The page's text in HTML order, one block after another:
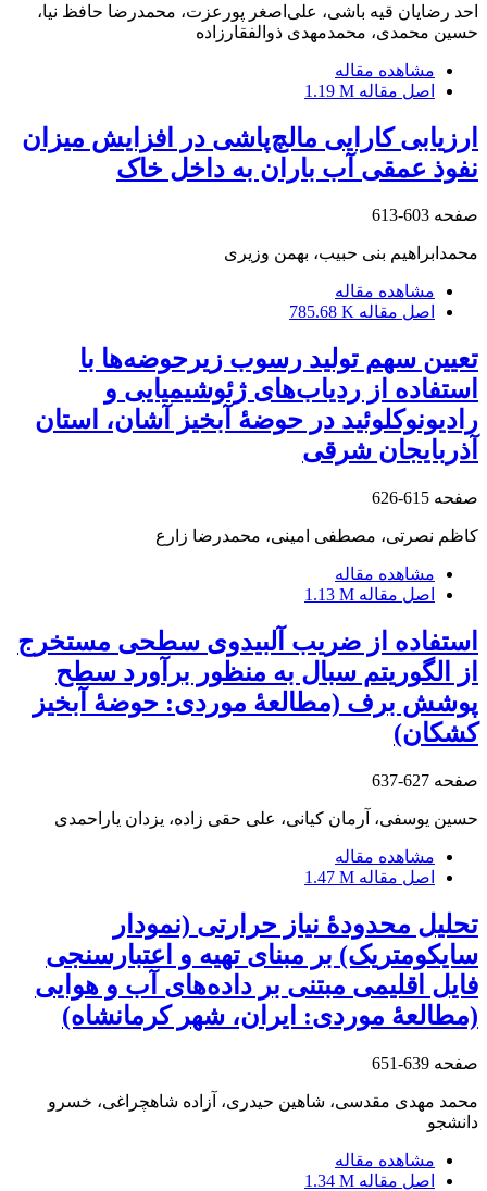
احد رضایان قیه باشی، علی‌اصغر پورعزت، محمدرضا حافظ‏ نیا،
حسین محمدی، محمدمهدی ذوالفقارزاده‌
مشاهده مقاله
اصل مقاله 1.19 M
ارزیابی کارایی مالچ‌پاشی در افزایش میزان
نفوذ عمقی آب باران به داخل خاک
صفحه 603-613
محمدابراهیم بنی حبیب، بهمن وزیری
مشاهده مقاله
اصل مقاله 785.68 K
تعیین سهم تولید رسوب زیرحوضه‌ها با
استفاده از ردیاب‌های ژئوشیمیایی و
رادیونوکلوئید در حوضۀ آبخیز آشان، استان
آذربایجان شرقی
صفحه 615-626
کاظم نصرتی، مصطفی امینی، محمدرضا زارع
مشاهده مقاله
اصل مقاله 1.13 M
استفاده از ضریب آلبیدوی سطحی مستخرج
از الگوریتم سبال به منظور برآورد سطح
پوشش برف (مطالعۀ موردی: حوضۀ آبخیز
کشکان)
صفحه 627-637
حسین یوسفی، آرمان کیانی، علی حقی زاده، یزدان یاراحمدی
مشاهده مقاله
اصل مقاله 1.47 M
تحلیل محدودۀ نیاز حرارتی (نمودار
سایکومتریک) بر مبنای تهیه و اعتبارسنجی
فایل اقلیمی مبتنی بر داده‌های آب و هوایی
(مطالعۀ موردی: ایران، شهر کرمانشاه)
صفحه 639-651
محمد مهدی مقدسی، شاهین حیدری، آزاده شاهچراغی، خسرو
دانشجو
مشاهده مقاله
اصل مقاله 1.34 M